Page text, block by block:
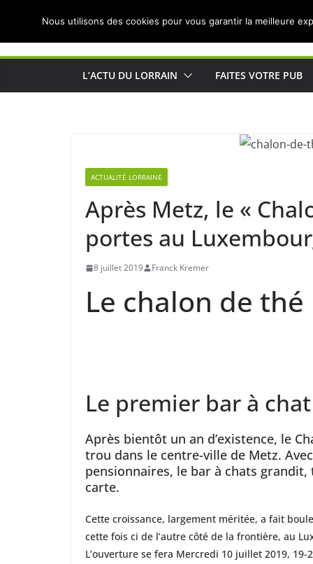
Actualités de Lorraine pour les Lorrains
L’ACTU DU LORRAIN FAITES VOTRE PUB
ACTUALITÉ LORRAINE
Après Metz, le «
portes au
8 juillet 2019 Franck Kremer
Le chalon de
Le premier bar à
Après bientôt un an d’existence, le
trou dans le centre-ville de Metz.
pensionnaires, le bar à chats
carte.
Cette croissance, largement méritée, a fait
cette fois ci de l’autre côté de la frontière, au
L’ouverture se fera Mercredi 10 juillet 2019,
Nous utilisons des cookies pour vous garantir la meilleure